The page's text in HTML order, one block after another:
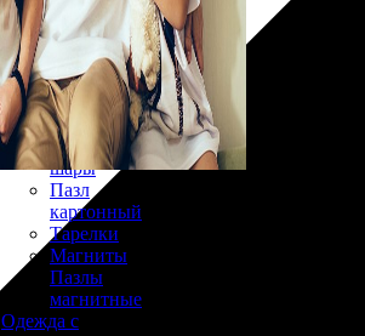
Фотоcувениры
Значки
Коврик
для
мыши
Кружки
Новогодние
шары
Пазл
картонный
Тарелки
Магниты
Пазлы
магнитные
Одежда с